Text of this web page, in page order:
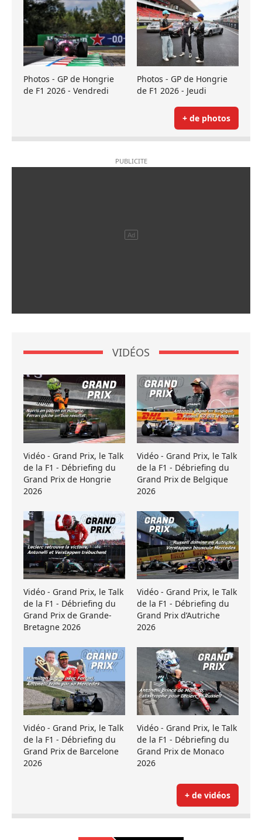
Photos - GP de Hongrie
de F1 2026 - Vendredi
Photos - GP de Hongrie
de F1 2026 - Jeudi
+ de photos
VIDÉOS
Vidéo - Grand Prix, le Talk
de la F1 - Débriefing du
Grand Prix de Hongrie
2026
Vidéo - Grand Prix, le Talk
de la F1 - Débriefing du
Grand Prix de Belgique
2026
Vidéo - Grand Prix, le Talk
de la F1 - Débriefing du
Grand Prix de Grande-
Bretagne 2026
Vidéo - Grand Prix, le Talk
de la F1 - Débriefing du
Grand Prix d’Autriche
2026
Vidéo - Grand Prix, le Talk
de la F1 - Débriefing du
Grand Prix de Barcelone
2026
Vidéo - Grand Prix, le Talk
de la F1 - Débriefing du
Grand Prix de Monaco
2026
+ de vidéos